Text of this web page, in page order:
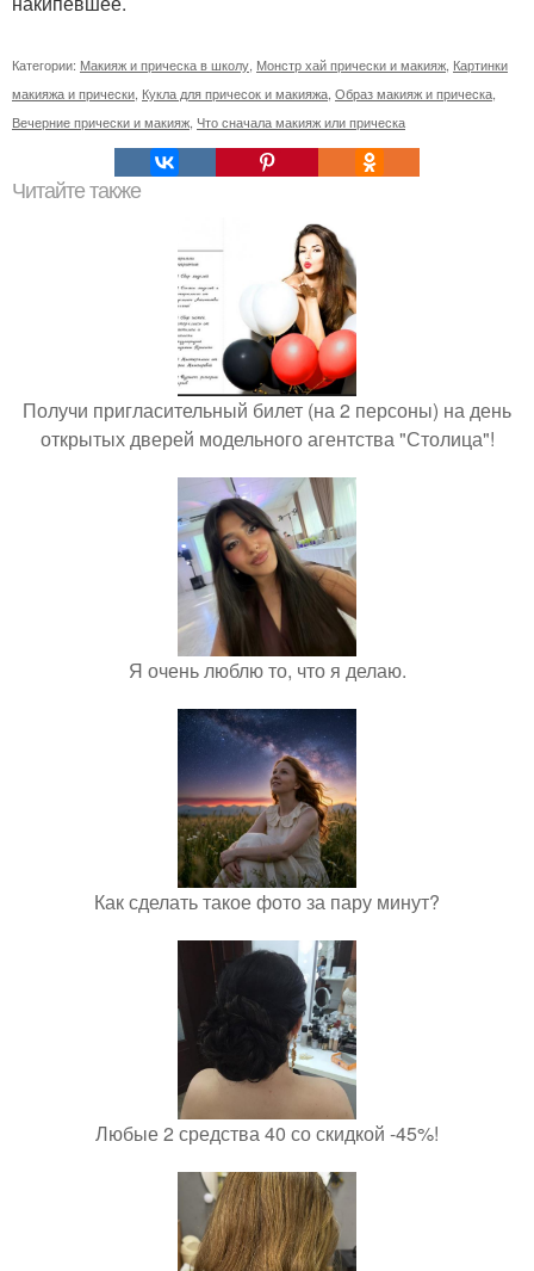
Категории: Макияж и прическа в школу Монстр хай прически и макияж Картинки
макияжа и прически Кукла для причесок и макияжа Образ макияж и прическа
Вечерние прически и макияж Что сначала макияж или прическа
Читайте также
Получи пригласительный билет (на 2 персоны) на день
открытых дверей модельного агентства "Столица"!
Я очень люблю то, что я делаю.
Как сделать такое фото за пару минут?
Любые 2 средства 40 со скидкой -45%!